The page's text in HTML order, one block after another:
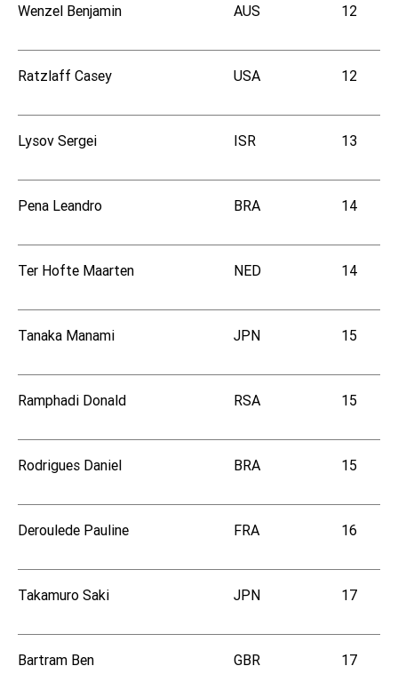
Wenzel Benjamin AUS 12
Ratzlaff Casey USA 12
Lysov Sergei ISR 13
Pena Leandro BRA 14
Ter Hofte Maarten NED 14
Tanaka Manami JPN 15
Ramphadi Donald RSA 15
Rodrigues Daniel BRA 15
Deroulede Pauline FRA 16
Takamuro Saki JPN 17
Bartram Ben GBR 17